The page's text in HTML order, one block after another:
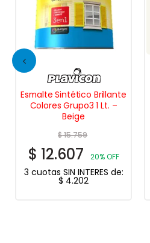
Esmalte Sintético Brillante
Colores Grupo3 1 Lt. –
Beige
$15.759
$ 12.607 20% OFF
3 cuotas SIN INTERES de:
$ 4.202